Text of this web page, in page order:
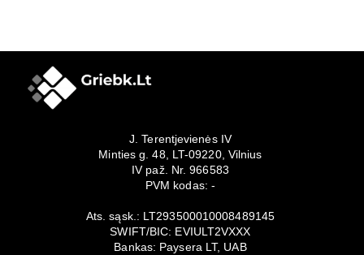
J. Terentjevienės IV
Minties g. 48, LT-09220, Vilnius
IV paž. Nr. 966583
PVM kodas: -
Ats. sąsk.: LT293500010008489145
SWIFT/BIC: EVIULT2VXXX
Bankas: Paysera LT, UAB